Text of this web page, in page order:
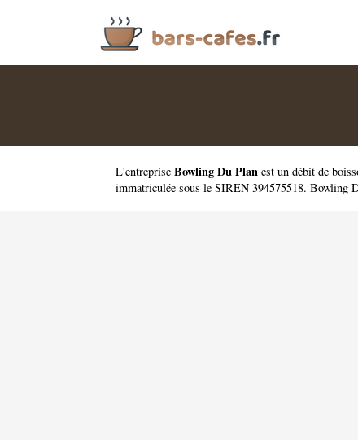
L'entreprise Bowling Du Plan est un débit de
immatriculée sous le SIREN 394575518. Bowling